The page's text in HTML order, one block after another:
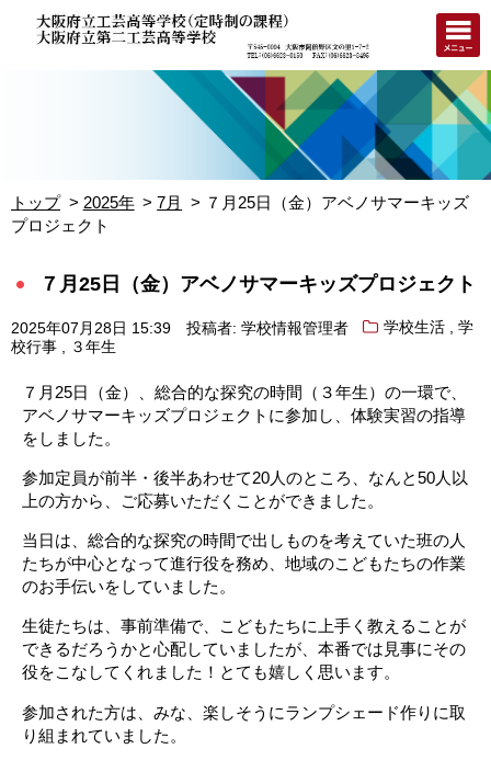
トップ 2025年 7月
７月25日（金）アベノサマーキッズ
プロジェクト
７月25日（金）アベノサマーキッズプロジェクト
2025年07月28日 15:39 投稿者: 学校情報管理者 学校生活 ,学
校行事 , ３年生
７月25日（金）、総合的な探究の時間（３年生）の一環で、
アベノサマーキッズプロジェクトに参加し、体験実習の指導
をしました。
参加定員が前半・後半あわせて20人のところ、なんと50人以
上の方から、ご応募いただくことができました。
当日は、総合的な探究の時間で出しものを考えていた班の人
たちが中心となって進行役を務め、地域のこどもたちの作業
のお手伝いをしていました。
生徒たちは、事前準備で、こどもたちに上手く教えることが
できるだろうかと心配していましたが、本番では見事にその
役をこなしてくれました！とても嬉しく思います。
参加された方は、みな、楽しそうにランプシェード作りに取
り組まれていました。